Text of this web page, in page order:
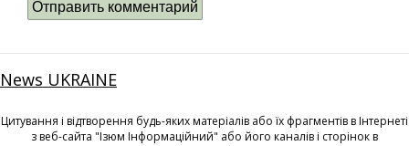
News UKRAINE
Цитування і відтворення будь-яких матеріалів або їх фрагментів в Інтернеті
з веб-сайта "Ізюм Інформаційний" або його каналів і сторінок в